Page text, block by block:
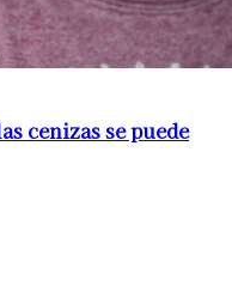
cenizas se puede